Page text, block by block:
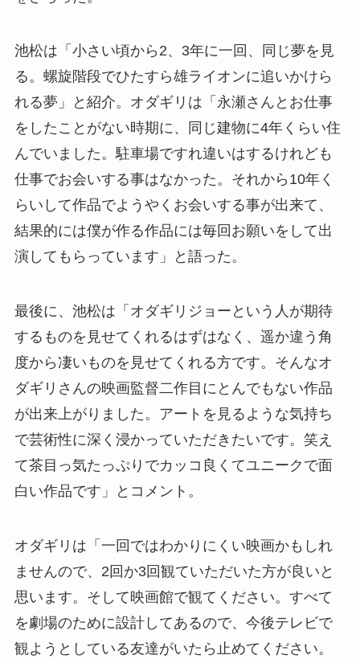
池松は「小さい頃から2、3年に一回、同じ夢を見
る。螺旋階段でひたすら雄ライオンに追いかけら
れる夢」と紹介。オダギリは「永瀬さんとお仕事
をしたことがない時期に、同じ建物に4年くらい住
んでいました。駐車場ですれ違いはするけれども
仕事でお会いする事はなかった。それから10年く
らいして作品でようやくお会いする事が出来て、
結果的には僕が作る作品には毎回お願いをして出
演してもらっています」と語った。
最後に、池松は「オダギリジョーという人が期待
するものを見せてくれるはずはなく、遥か違う角
度から凄いものを見せてくれる方です。そんなオ
ダギリさんの映画監督二作目にとんでもない作品
が出来上がりました。アートを見るような気持ち
で芸術性に深く浸かっていただきたいです。笑え
て茶目っ気たっぷりでカッコ良くてユニークで面
白い作品です」とコメント。
オダギリは「一回ではわかりにくい映画かもしれ
ませんので、2回か3回観ていただいた方が良いと
思います。そして映画館で観てください。すべて
を劇場のために設計してあるので、今後テレビで
観ようとしている友達がいたら止めてください。